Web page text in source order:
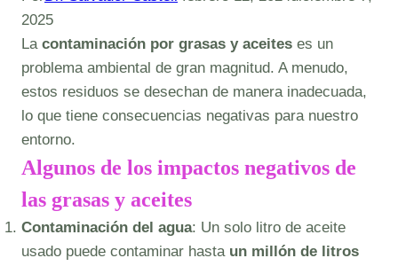
2025
La contaminación por grasas y aceites es un
problema ambiental de gran magnitud. A menudo,
estos residuos se desechan de manera inadecuada,
lo que tiene consecuencias negativas para nuestro
entorno.
Algunos de los impactos negativos de
las grasas y aceites
Contaminación del agua: Un solo litro de aceite
usado puede contaminar hasta un millón de litros